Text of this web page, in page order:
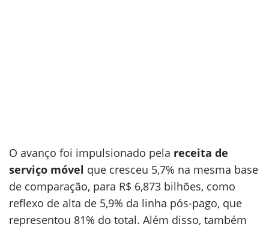
O avanço foi impulsionado pela receita de
serviço móvel que cresceu 5,7% na mesma base
de comparação, para R$ 6,873 bilhões, como
reflexo de alta de 5,9% da linha pós-pago, que
representou 81% do total. Além disso, também